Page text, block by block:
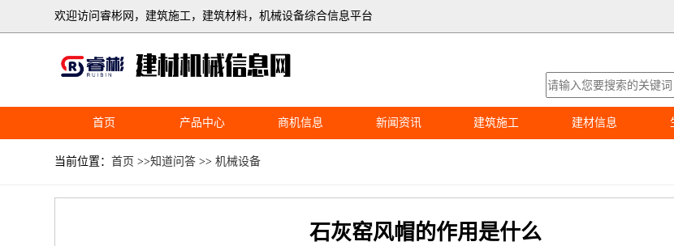
欢迎访问睿彬网，建筑施工，建筑材料，机械设备综合信息平台
首页 产品中心 商机信息 新闻资讯 建筑施工 建材信息
当前位置：首页 >>知道问答 >>机械设备
石灰窑风帽的作用是什么